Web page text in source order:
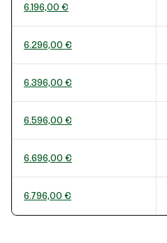
6.196,00 €
6.296,00 €
6.396,00 €
6.596,00 €
6.696,00 €
6.796,00 €